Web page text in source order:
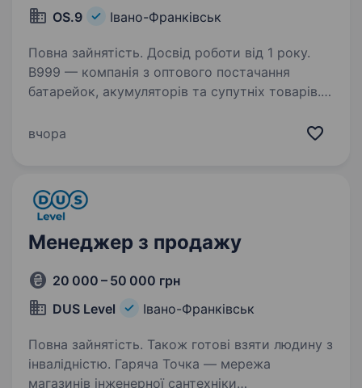
OS.9
Івано-Франківськ
Повна зайнятість. Досвід роботи від 1 року.
B999 — компанія з оптового постачання
батарейок, акумуляторів та супутніх товарів.
та розвиваємо напрямок оптових продажів.
вчора
Менеджер з продажу
20 000 – 50 000 грн
DUS Level
Івано-Франківськ
Повна зайнятість. Також готові взяти людину з
інвалідністю. Гаряча Точка — мережа
магазинів інженерної сантехніки